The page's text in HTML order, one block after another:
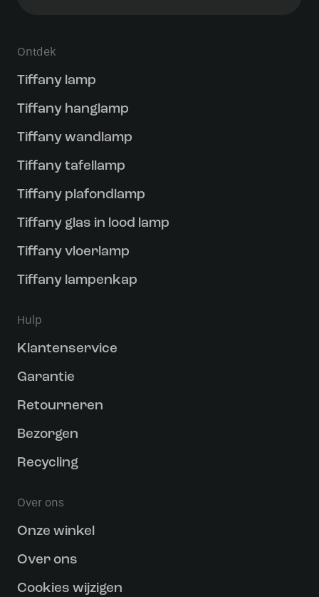
Ontdek
Tiffany lamp
Tiffany hanglamp
Tiffany wandlamp
Tiffany tafellamp
Tiffany plafondlamp
Tiffany glas in lood lamp
Tiffany vloerlamp
Tiffany lampenkap
Hulp
Klantenservice
Garantie
Retourneren
Bezorgen
Recycling
Over ons
Onze winkel
Over ons
Cookies wijzigen